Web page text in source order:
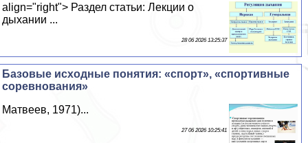
align="right"> Раздел статьи: Лекции о
дыхании ...
28 06 2026 13:25:37
Базовые исходные понятия: «спорт», «спортивные
соревнования»
Матвеев, 1971)...
27 06 2026 10:25:41